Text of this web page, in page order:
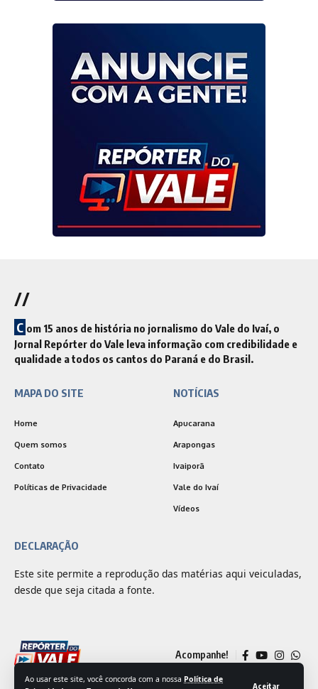
Ao usar este site, você concorda com a nossa Política de
Aceitar
//
C om 15 anos de história no jornalismo do Vale do Ivaí, o
Jornal Repórter do Vale leva informação com credibilidade e
qualidade a todos os cantos do Paraná e do Brasil.
MAPA DO SITE
Home
Quem somos
Contato
Políticas de Privacidade
NOTÍCIAS
Apucarana
Arapongas
Ivaiporã
Vale do Ivaí
Vídeos
DECLARAÇÃO
Este site permite a reprodução das matérias aqui veiculadas,
desde que seja citada a fonte.
Acompanhe!